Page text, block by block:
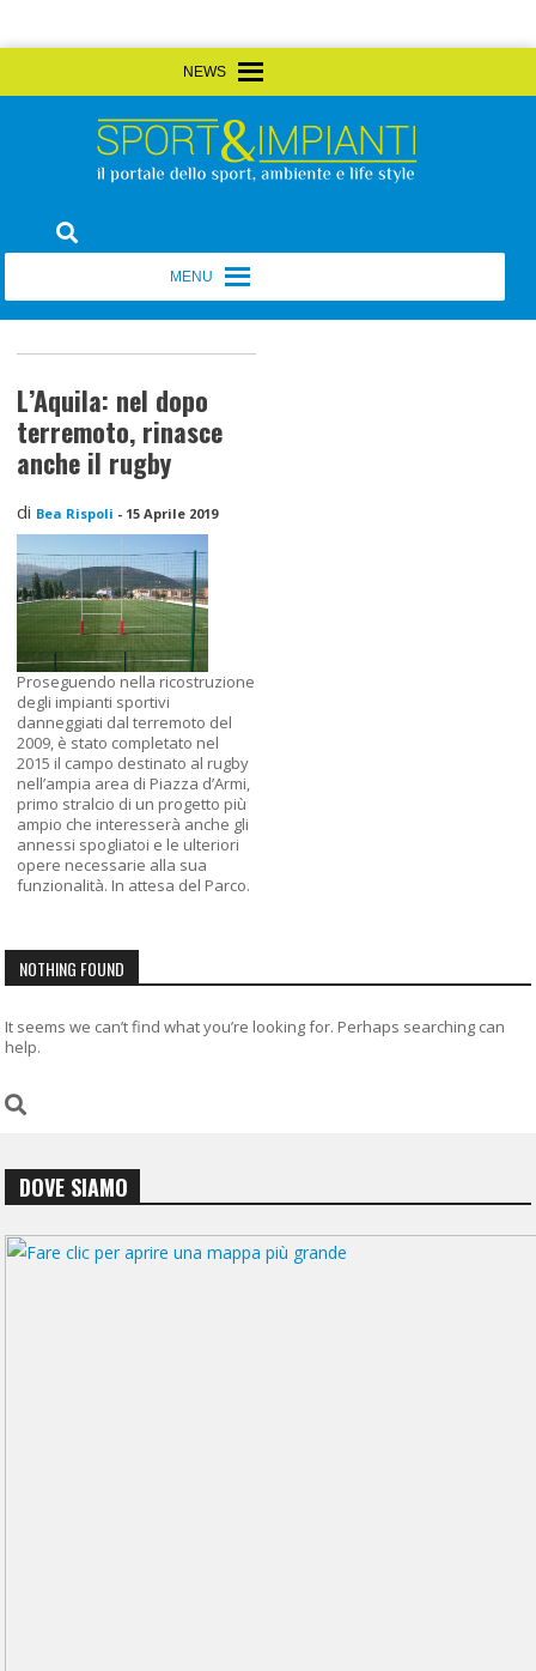
to
Sport&Impianti
L’Aquila: nel dopo
terremoto, rinasce
anche il rugby
di Bea Rispoli - 15 Aprile 2019
Proseguendo nella ricostruzione
degli impianti sportivi
danneggiati dal terremoto del
2009, è stato completato nel
2015 il campo destinato al rugby
nell’ampia area di Piazza d’Armi,
primo stralcio di un progetto più
ampio che interesserà anche gli
annessi spogliatoi e le ulteriori
opere necessarie alla sua
funzionalità. In attesa del Parco.
NOTHING FOUND
It seems we can’t find what you’re looking for. Perhaps searching can
help.
DOVE SIAMO